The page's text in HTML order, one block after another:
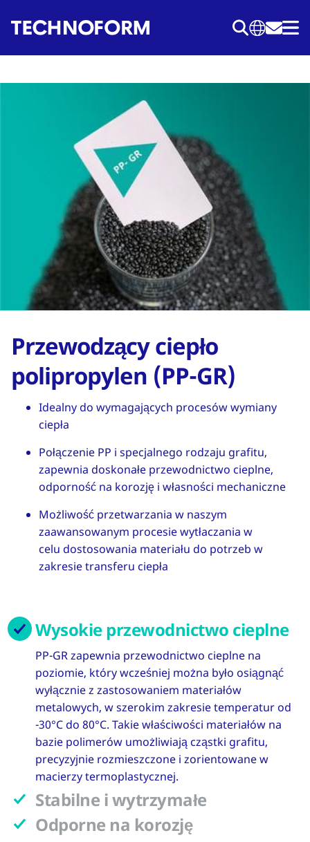
do
Przewodzący ciepło
polipropylen (PP-GR)
Idealny do wymagających procesów wymiany
ciepła
Połączenie PP i specjalnego rodzaju grafitu,
zapewnia doskonałe przewodnictwo cieplne,
odporność na korozję i własności mechaniczne
Możliwość przetwarzania w naszym
zaawansowanym procesie wytłaczania w
celu dostosowania materiału do potrzeb w
zakresie transferu ciepła
Wysokie przewodnictwo cieplne
PP-GR zapewnia przewodnictwo cieplne na
poziomie, który wcześniej można było osiągnąć
wyłącznie z zastosowaniem materiałów
metalowych, w szerokim zakresie temperatur od
-30°C do 80°C. Takie właściwości materiałów na
bazie polimerów umożliwiają cząstki grafitu,
precyzyjnie rozmieszczone i zorientowane w
macierzy termoplastycznej.
Stabilne i wytrzymałe
Odporne na korozję